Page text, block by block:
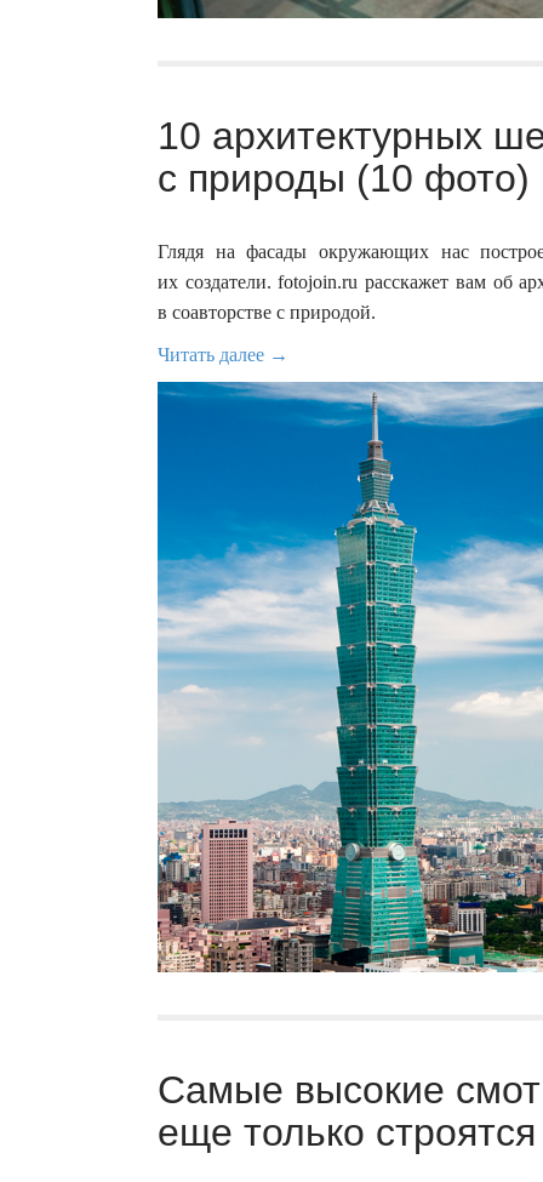
10 архитектурных
с природы (10 фото)
Глядя на фасады окружающих нас
их создатели. fotojoin.ru расскажет вам об
в соавторстве с природой.
Читать далее →
Самые высокие
еще только